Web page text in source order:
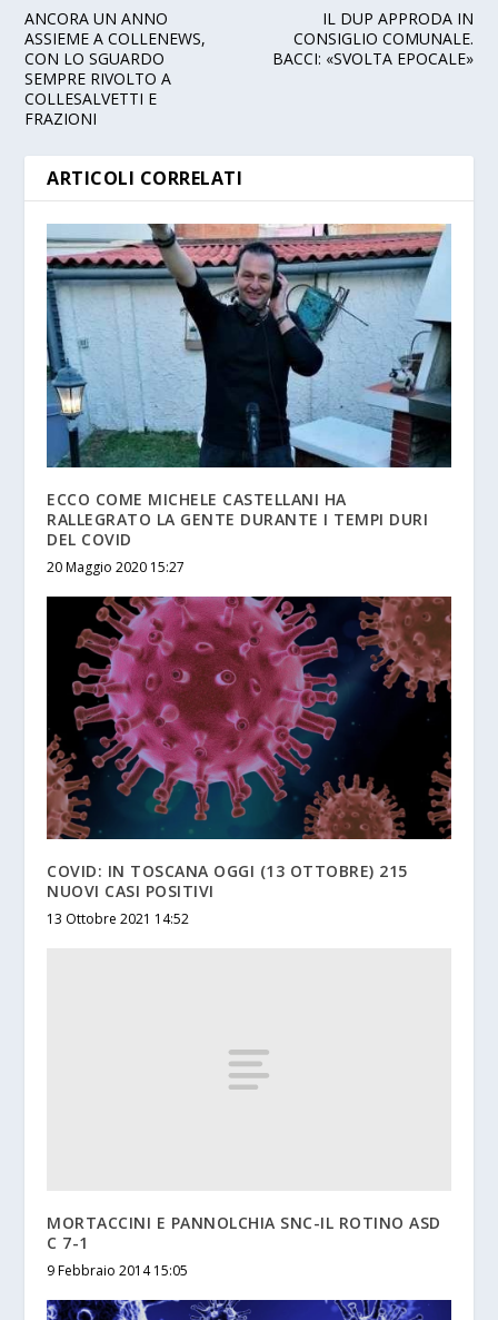
ANCORA UN ANNO
ASSIEME A COLLENEWS,
CON LO SGUARDO
SEMPRE RIVOLTO A
COLLESALVETTI E
FRAZIONI
IL DUP APPRODA IN
CONSIGLIO COMUNALE.
BACCI: «SVOLTA EPOCALE»
ARTICOLI CORRELATI
ECCO COME MICHELE CASTELLANI HA
RALLEGRATO LA GENTE DURANTE I TEMPI DURI
DEL COVID
20 Maggio 2020 15:27
COVID: IN TOSCANA OGGI (13 OTTOBRE) 215
NUOVI CASI POSITIVI
13 Ottobre 2021 14:52
MORTACCINI E PANNOLCHIA SNC-IL ROTINO ASD
C 7-1
9 Febbraio 2014 15:05